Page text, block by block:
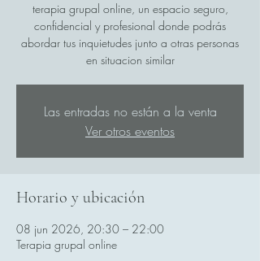
terapia grupal online, un espacio seguro,
confidencial y profesional donde podrás
abordar tus inquietudes junto a otras personas
en situacion similar
Las entradas no están a la venta
Ver otros eventos
Horario y ubicación
08 jun 2026, 20:30 – 22:00
Terapia grupal online